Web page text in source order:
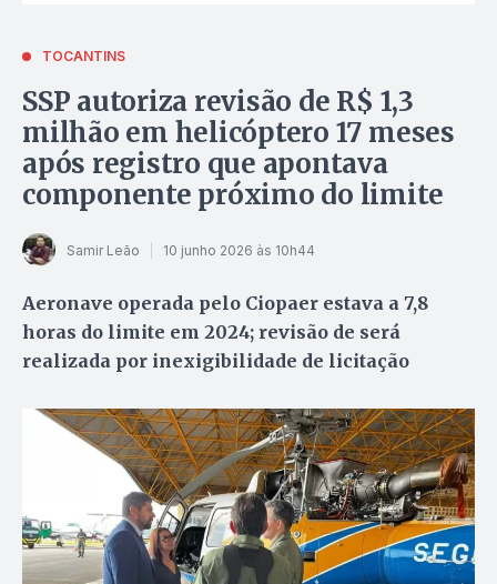
TOCANTINS
SSP autoriza revisão de R$ 1,3
milhão em helicóptero 17 meses
após registro que apontava
componente próximo do limite
Samir Leão 10 junho 2026 às 10h44
Aeronave operada pelo Ciopaer estava a 7,8
horas do limite em 2024; revisão de será
realizada por inexigibilidade de licitação